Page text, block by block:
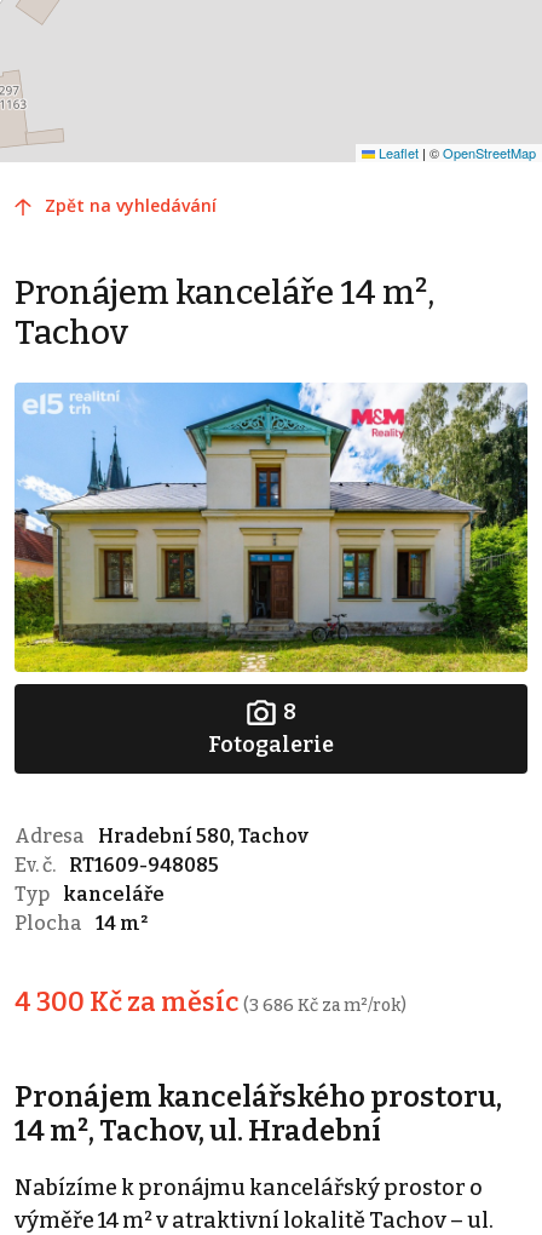
Leaflet | ©OpenStreetMap
Zpět na vyhledávání
Pronájem kanceláře 14 m²,
Tachov
8
Fotogalerie
Adresa
Hradební 580, Tachov
Ev. č.
RT1609-948085
Typ
kanceláře
Plocha
14 m²
4 300 Kč za měsíc (3 686 Kč za m²/rok)
Pronájem kancelářského prostoru,
14 m², Tachov, ul. Hradební
Nabízíme k pronájmu kancelářský prostor o
výměře 14 m² v atraktivní lokalitě Tachov – ul.